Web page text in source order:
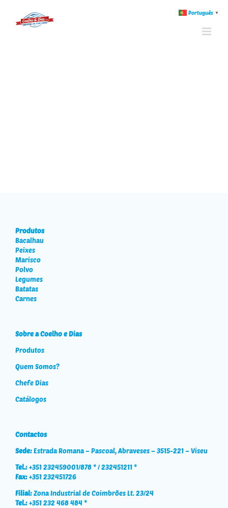
Produtos
Bacalhau
Peixes
Marisco
Polvo
Legumes
Batatas
Carnes
Sobre a Coelho e Dias
Produtos
Quem Somos?
Chefe Dias
Catálogos
Contactos
Sede:Estrada Romana – Pascoal, Abraveses – 3515-221 – Viseu
Tel.:+351 232459001/878 * / 232451211 *
Fax:+351 232451726
Filial:Zona Industrial de Coimbrões Lt. 23/24
Tel.:+351 232 468 484 *
Português ▼